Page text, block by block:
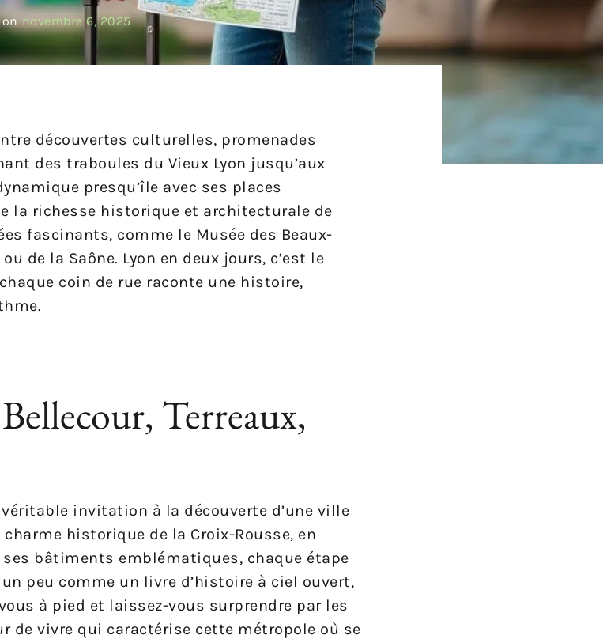
on novembre 6, 2025
découvertes culturelles, promenades
des traboules du Vieux Lyon jusqu’aux
presqu’île avec ses places
la richesse historique et architecturale de
fascinants, comme le Musée des Beaux-
de la Saône. Lyon en deux jours, c’est le
coin de rue raconte une histoire,
Terreaux,
invitation à la découverte d’une ville
historique de la Croix-Rousse, en
bâtiments emblématiques, chaque étape
peu comme un livre d’histoire à ciel ouvert,
à pied et laissez-vous surprendre par les
de vivre qui caractérise cette métropole où se